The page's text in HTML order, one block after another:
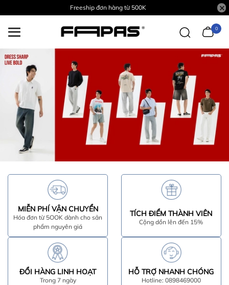
Freeship đơn hàng từ 500K
0
MIỄN PHÍ VẬN CHUYỂN
Hóa đơn từ 5OOK dành cho sản
phẩm nguyên giá
TÍCH ĐIỂM THÀNH VIÊN
Cộng dồn lên đến 15%
ĐỔI HÀNG LINH HOẠT
Trong 7 ngày
HỖ TRỢ NHANH CHÓNG
Hotline: 0898469000